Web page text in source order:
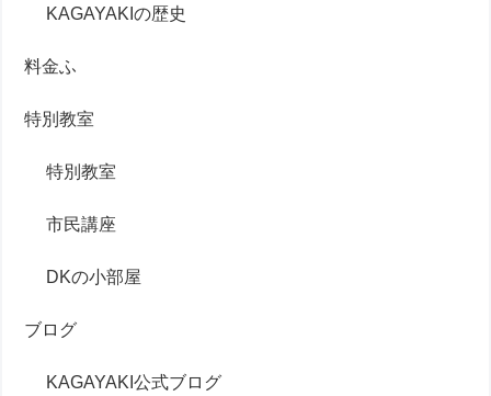
KAGAYAKIの歴史
料金ふ
特別教室
特別教室
市民講座
DKの小部屋
ブログ
KAGAYAKI公式ブログ